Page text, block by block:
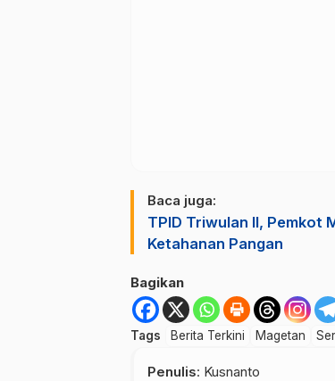
Baca juga:
TPID Triwulan II, Pemkot
Ketahanan Pangan
Bagikan
Tags Berita Terkini Magetan
Penulis: Kusnanto